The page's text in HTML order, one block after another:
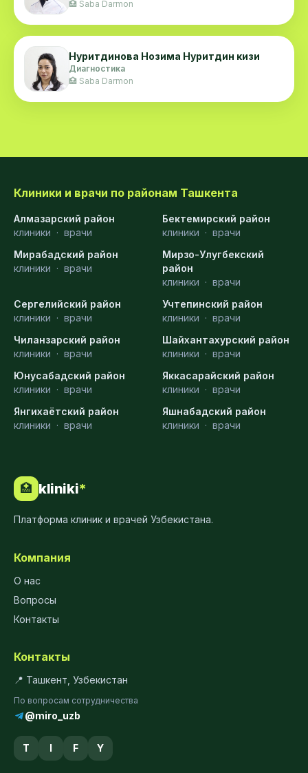
🏥 Saba Darmon
Нуритдинова Нозима Нуритдин кизи
Диагностика
🏥 Saba Darmon
Клиники и врачи по районам Ташкента
Алмазарский район
клиники · врачи
Бектемирский район
клиники · врачи
Мирабадский район
клиники · врачи
Мирзо-Улугбекский
район
клиники · врачи
Сергелийский район
клиники · врачи
Учтепинский район
клиники · врачи
Чиланзарский район
клиники · врачи
Шайхантахурский район
клиники · врачи
Юнусабадский район
клиники · врачи
Яккасарайский район
клиники · врачи
Янгихаётский район
клиники · врачи
Яшнабадский район
клиники · врачи
🏥 kliniki*
Платформа клиник и врачей Узбекистана.
Компания
О нас
Вопросы
Контакты
Контакты
📍 Ташкент, Узбекистан
По вопросам сотрудничества
@miro_uzb
T I F Y